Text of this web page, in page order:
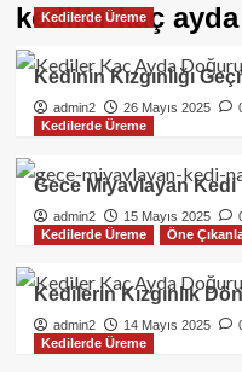
kediler kaç
Kedilerde Üreme
Kedinin Kızgınlığı
admin2 26 Mayıs 2025
Kedilerde Üreme
Gece Miyavlayan Kedi
admin2 15 Mayıs 2025
Kedilerde Üreme
Öne
Kedilerin Kızgınlık
admin2 14 Mayıs 2025
Kedilerde Üreme